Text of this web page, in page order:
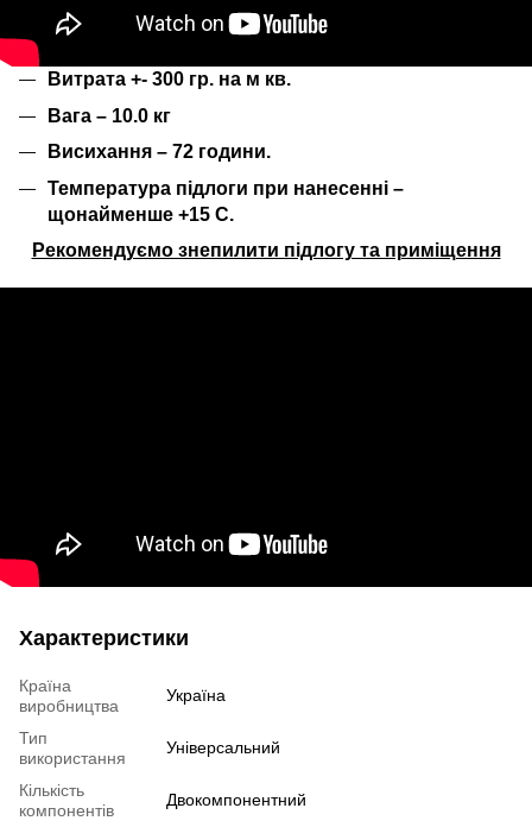
Витрата +- 300 гр. на м кв.
Вага – 10.0 кг
Висихання – 72 години.
Температура підлоги при нанесенні –
щонайменше +15 С.
Рекомендуємо знепилити підлогу та приміщення
Характеристики
Країна
виробництва
Україна
Тип
використання
Універсальний
Кількість
компонентів
Двокомпонентний